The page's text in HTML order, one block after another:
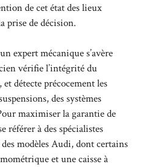
de cet état des lieux
prise de décision.
expert mécanique s’avère
vérifie l’intégrité du
détecte précocement les
des systèmes
maximiser la garantie de
référer à des spécialistes
modèles Audi, dont certains
et unecaisse à